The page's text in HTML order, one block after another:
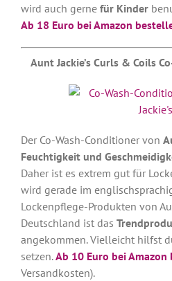
wird auch gerne für Kinder
Ab 18 Euro bei Amazon
Aunt Jackie’s Curls & Coils
Der Co-Wash-Conditioner von
Feuchtigkeit und
Daher ist es extrem gut für
wird gerade im
Lockenpflege-Produkten von
Deutschland ist das
angekommen. Vielleicht hilfst
setzen.Ab 10 Euro bei Amazon
Versandkosten).